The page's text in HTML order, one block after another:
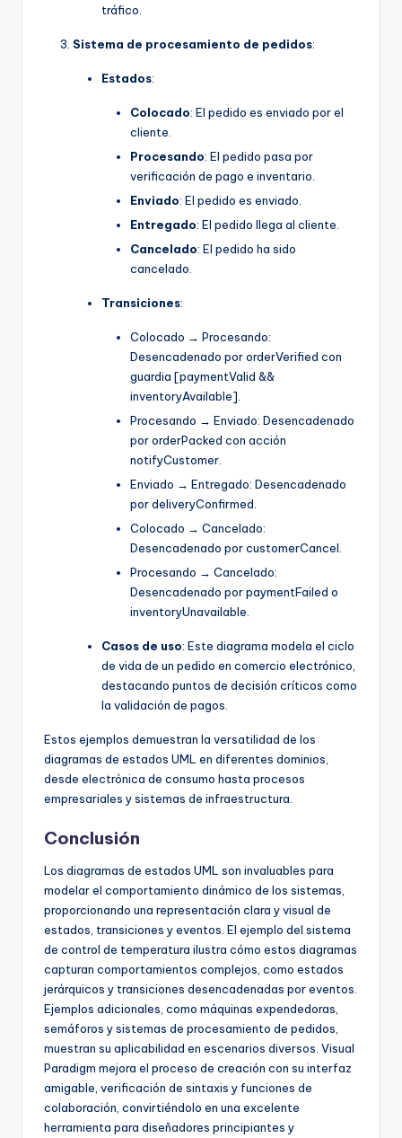
tráfico.
Sistema de procesamiento de pedidos:
Estados:
Colocado: El pedido es enviado por el
cliente.
Procesando: El pedido pasa por
verificación de pago e inventario.
Enviado: El pedido es enviado.
Entregado: El pedido llega al cliente.
Cancelado: El pedido ha sido
cancelado.
Transiciones:
Colocado → Procesando:
Desencadenado por orderVerified con
guardia [paymentValid &&
inventoryAvailable].
Procesando → Enviado: Desencadenado
por orderPacked con acción
notifyCustomer.
Enviado → Entregado: Desencadenado
por deliveryConfirmed.
Colocado → Cancelado:
Desencadenado por customerCancel.
Procesando → Cancelado:
Desencadenado por paymentFailed o
inventoryUnavailable.
Casos de uso: Este diagrama modela el ciclo
de vida de un pedido en comercio electrónico,
destacando puntos de decisión críticos como
la validación de pagos.
Estos ejemplos demuestran la versatilidad de los
diagramas de estados UML en diferentes dominios,
desde electrónica de consumo hasta procesos
empresariales y sistemas de infraestructura.
Conclusión
Los diagramas de estados UML son invaluables para
modelar el comportamiento dinámico de los sistemas,
proporcionando una representación clara y visual de
estados, transiciones y eventos. El ejemplo del sistema
de control de temperatura ilustra cómo estos diagramas
capturan comportamientos complejos, como estados
jerárquicos y transiciones desencadenadas por eventos.
Ejemplos adicionales, como máquinas expendedoras,
semáforos y sistemas de procesamiento de pedidos,
muestran su aplicabilidad en escenarios diversos. Visual
Paradigm mejora el proceso de creación con su interfaz
amigable, verificación de sintaxis y funciones de
colaboración, convirtiéndolo en una excelente
herramienta para diseñadores principiantes y